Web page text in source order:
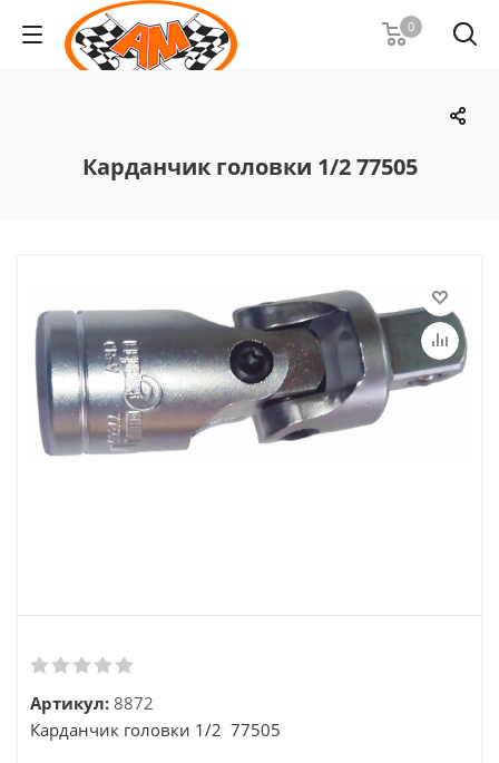
0
Карданчик головки 1/2 77505
Артикул: 8872
Карданчик головки 1/2 77505